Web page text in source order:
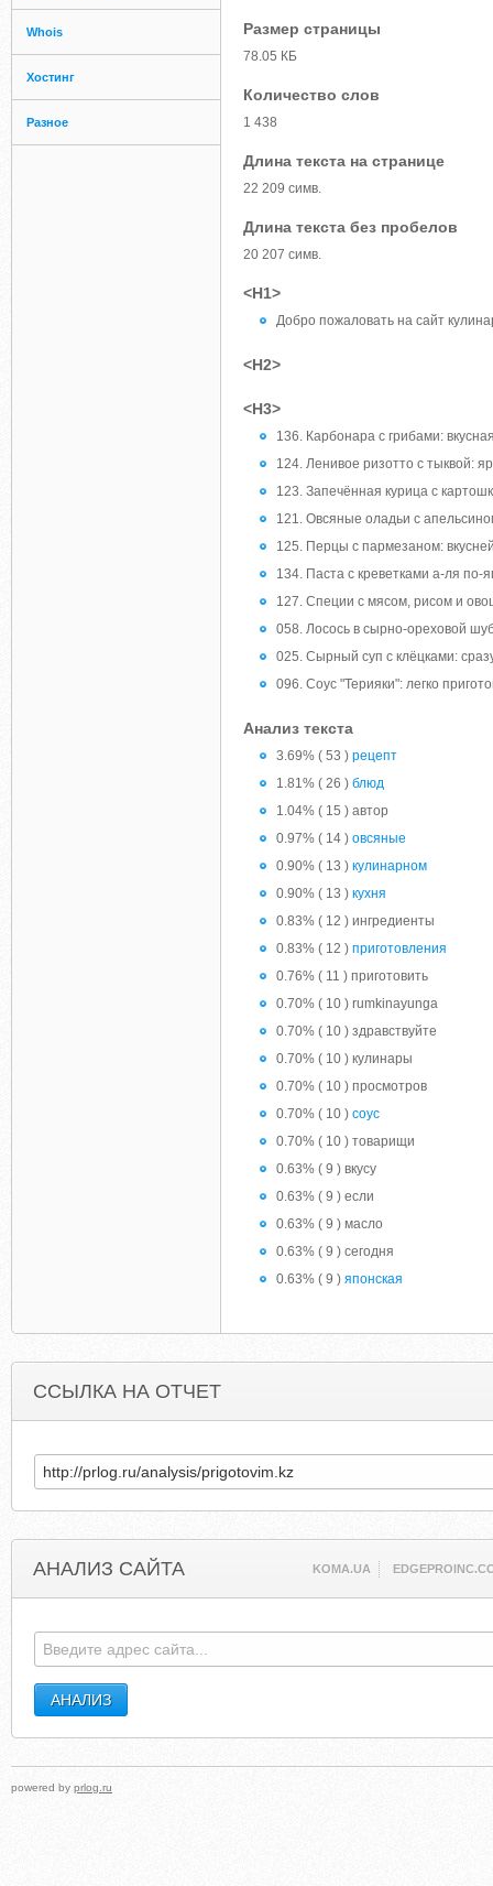
Whois
Хостинг
Разное
Размер страницы
78.05 КБ
Количество слов
1 438
Длина текста на странице
22 209 симв.
Длина текста без пробелов
20 207 симв.
<H1>
Добро пожаловать на сайт
<H2>
<H3>
136. Карбонара с грибами:
124. Ленивое ризотто с тыквой:
123. Запечённая курица с
121. Овсяные оладьи с
125. Перцы с пармезаном:
134. Паста с креветками а-ля по-
127. Специи с мясом, рисом и
058. Лосось в сырно-ореховой
025. Сырный суп с клёцками:
096. Соус "Терияки": легко
Анализ текста
3.69% ( 53 ) рецепт
1.81% ( 26 ) блюд
1.04% ( 15 ) автор
0.97% ( 14 ) овсяные
0.90% ( 13 ) кулинарном
0.90% ( 13 ) кухня
0.83% ( 12 ) ингредиенты
0.83% ( 12 ) приготовления
0.76% ( 11 ) приготовить
0.70% ( 10 ) rumkinayunga
0.70% ( 10 ) здравствуйте
0.70% ( 10 ) кулинары
0.70% ( 10 ) просмотров
0.70% ( 10 ) соус
0.70% ( 10 ) товарищи
0.63% ( 9 ) вкусу
0.63% ( 9 ) если
0.63% ( 9 ) масло
0.63% ( 9 ) сегодня
0.63% ( 9 ) японская
ССЫЛКА НА ОТЧЕТ
АНАЛИЗ САЙТА KOMA.UA
powered by prlog.ru